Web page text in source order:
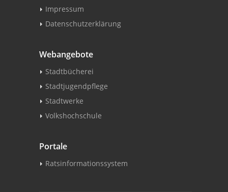
Impressum
Datenschutzerklärung
Webangebote
Stadtbücherei
Stadtjugendpflege
Stadtwerke
Volkshochschule
Portale
Ratsinformationssystem